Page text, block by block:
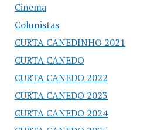
Cinema
Colunistas
CURTA CANEDINHO 2021
CURTA CANEDO
CURTA CANEDO 2022
CURTA CANEDO 2023
CURTA CANEDO 2024